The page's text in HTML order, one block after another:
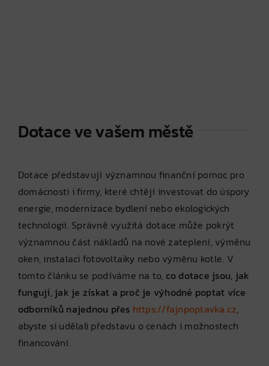
Dotace ve vašem městě
Dotace představují významnou finanční pomoc pro
domácnosti i firmy, které chtějí investovat do úspory
energie, modernizace bydlení nebo ekologických
technologií. Správně využitá dotace může pokrýt
významnou část nákladů na nové zateplení, výměnu
oken, instalaci fotovoltaiky nebo výměnu kotle. V
tomto článku se podíváme na to, co dotace jsou, jak
fungují, jak je získat a proč je výhodné poptat více
odborníků najednou přes https://fajnpoptavka.cz,
abyste si udělali představu o cenách i možnostech
financování.